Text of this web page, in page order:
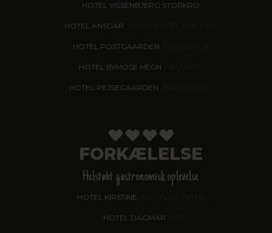
HOTEL VISSENBJERG STORKRO
HOTEL ANSGAR
HOTEL POSTGAARDEN
HOTEL BYMOSE HEGN
HOTEL PEJSEGAARDEN
FORKÆLELSE
Helstøbt gastronomisk oplevelse
HOTEL KIRSTINE
HOTEL DAGMAR